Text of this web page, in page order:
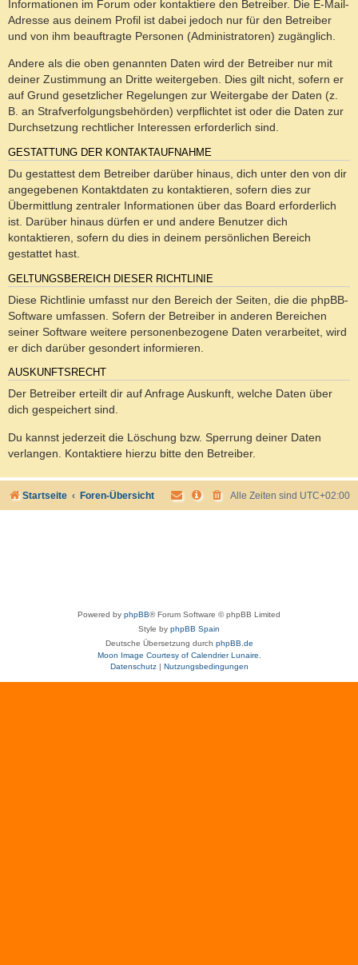
Informationen im Forum oder kontaktiere den Betreiber. Die E-Mail-
Adresse aus deinem Profil ist dabei jedoch nur für den Betreiber
und von ihm beauftragte Personen (Administratoren) zugänglich.
Andere als die oben genannten Daten wird der Betreiber nur mit
deiner Zustimmung an Dritte weitergeben. Dies gilt nicht, sofern er
auf Grund gesetzlicher Regelungen zur Weitergabe der Daten (z.
B. an Strafverfolgungsbehörden) verpflichtet ist oder die Daten zur
Durchsetzung rechtlicher Interessen erforderlich sind.
GESTATTUNG DER KONTAKTAUFNAHME
Du gestattest dem Betreiber darüber hinaus, dich unter den von dir
angegebenen Kontaktdaten zu kontaktieren, sofern dies zur
Übermittlung zentraler Informationen über das Board erforderlich
ist. Darüber hinaus dürfen er und andere Benutzer dich
kontaktieren, sofern du dies in deinem persönlichen Bereich
gestattet hast.
GELTUNGSBEREICH DIESER RICHTLINIE
Diese Richtlinie umfasst nur den Bereich der Seiten, die die phpBB-
Software umfassen. Sofern der Betreiber in anderen Bereichen
seiner Software weitere personenbezogene Daten verarbeitet, wird
er dich darüber gesondert informieren.
AUSKUNFTSRECHT
Der Betreiber erteilt dir auf Anfrage Auskunft, welche Daten über
dich gespeichert sind.
Du kannst jederzeit die Löschung bzw. Sperrung deiner Daten
verlangen. Kontaktiere hierzu bitte den Betreiber.
Startseite Foren-Übersicht Alle Zeiten sind UTC+02:00
Powered by phpBB® Forum Software © phpBB Limited
Style by phpBB Spain
Deutsche Übersetzung durch phpBB.de
Moon Image Courtesy of Calendrier Lunaire.
Datenschutz| Nutzungsbedingungen